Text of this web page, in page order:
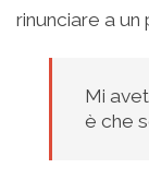
rinunciare a
Mi
è che